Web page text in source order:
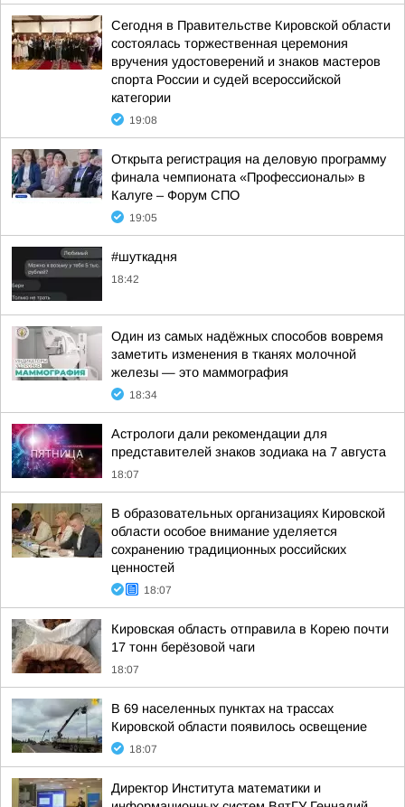
Сегодня в Правительстве Кировской области
состоялась торжественная церемония
вручения удостоверений и знаков мастеров
спорта России и судей всероссийской
категории
19:08
Открыта регистрация на деловую программу
финала чемпионата «Профессионалы» в
Калуге – Форум СПО
19:05
#шуткадня
18:42
Один из самых надёжных способов вовремя
заметить изменения в тканях молочной
железы — это маммография
18:34
Астрологи дали рекомендации для
представителей знаков зодиака на 7 августа
18:07
В образовательных организациях Кировской
области особое внимание уделяется
сохранению традиционных российских
ценностей
18:07
Кировская область отправила в Корею почти
17 тонн берёзовой чаги
18:07
В 69 населенных пунктах на трассах
Кировской области появилось освещение
18:07
Директор Института математики и